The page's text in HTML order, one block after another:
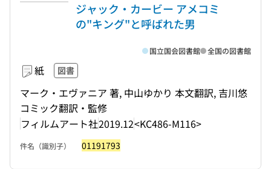
ジャック・カービー アメコミ
の"キング"と呼ばれた男
紙 図書
マーク・エヴァニア 著, 中山ゆかり 本文翻訳, 吉川悠
コミック翻訳・監修
フィルムアート社2019.12<KC486-M116>
国立国会図書館 全国の図書館
件名（識別子） 01191793